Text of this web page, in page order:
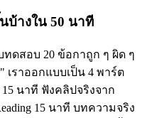
บ้างใน 50 นาที
ทดสอบ 20 ข้อกาถูก ๆ ผิด ๆ
ราออกแบบเป็น 4 พาร์ต
15 นาที ฟังคลิปจริงจาก
15 นาที บทความจริง